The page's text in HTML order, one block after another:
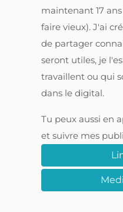
maintenant 17
faire vieux). J'ai
de partager
seront utiles, je
travaillent ou qui
dans le digital.
Tu peux aussi en
et suivre mes